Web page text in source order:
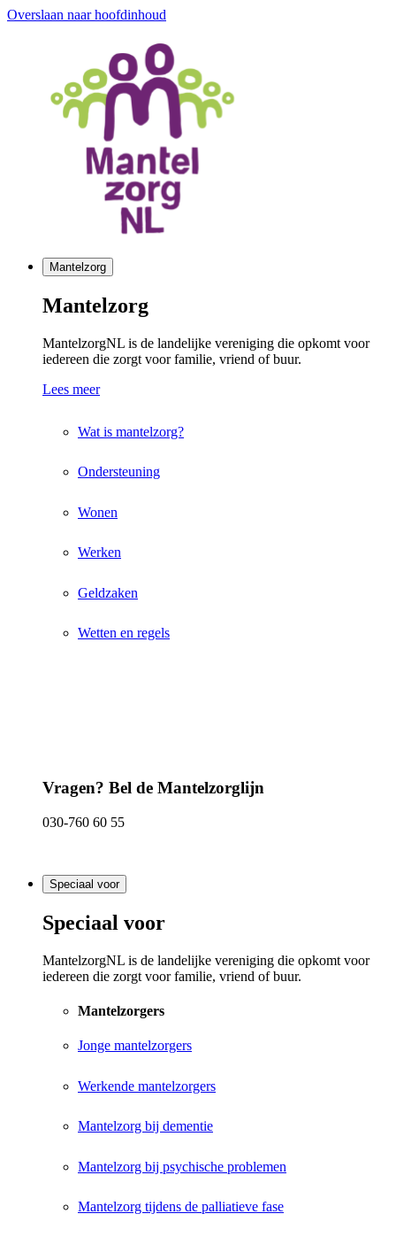
Overslaan naar hoofdinhoud
Mantelzorg
Mantelzorg
MantelzorgNL is de landelijke vereniging die opkomt voor
iedereen die zorgt voor familie, vriend of buur.
Lees meer
Wat is mantelzorg?
Ondersteuning
Wonen
Werken
Geldzaken
Wetten en regels
Vragen? Bel de Mantelzorglijn
030-760 60 55
Speciaal voor
Speciaal voor
MantelzorgNL is de landelijke vereniging die opkomt voor
iedereen die zorgt voor familie, vriend of buur.
Mantelzorgers
Jonge mantelzorgers
Werkende mantelzorgers
Mantelzorg bij dementie
Mantelzorg bij psychische problemen
Mantelzorg tijdens de palliatieve fase